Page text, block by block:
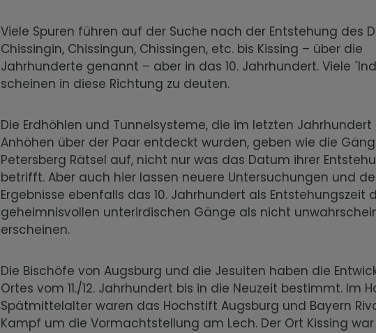
Viele Spuren führen auf der Suche nach der Entstehung des
Chissingin, Chissingun, Chissingen, etc. bis Kissing – über die
Jahrhunderte genannt – aber in das 10. Jahrhundert. Viele
scheinen in diese Richtung zu deuten.
Die Erdhöhlen und Tunnelsysteme, die im letzten
Anhöhen über der Paar entdeckt wurden, geben wie die
Petersberg Rätsel auf, nicht nur was das Datum ihrer
betrifft. Aber auch hier lassen neuere Untersuchungen und
Ergebnisse ebenfalls das 10. Jahrhundert als Entstehungszeit
geheimnisvollen unterirdischen Gänge als nicht
erscheinen.
Die Bischöfe von Augsburg und die Jesuiten haben die
Ortes vom 11./12. Jahrhundert bis in die Neuzeit bestimmt. Im
Spätmittelalter waren das Hochstift Augsburg und Bayern
Kampf um die Vormachtstellung am Lech. Der Ort Kissing